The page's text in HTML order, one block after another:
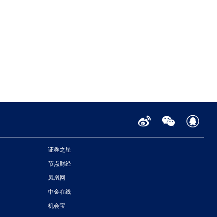
证券之星
节点财经
凤凰网
中金在线
机会宝